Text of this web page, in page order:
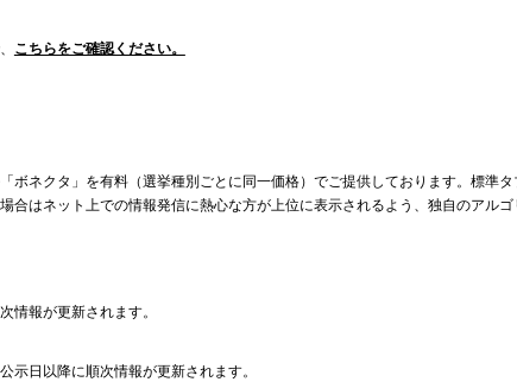
こちらをご確認ください。
ボネクタ」を有料（選挙種別ごとに同一価格）でご提供しております。標準タ
合はネット上での情報発信に熱心な方が上位に表示されるよう、独自のアルゴ
情報が更新されます。
示日以降に順次情報が更新されます。